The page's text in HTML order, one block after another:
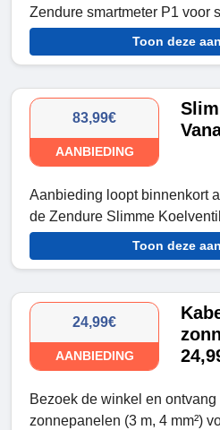
Zendure smartmeter P1 voor
Toon deze
83,99€
AANBIEDING
Aanbieding loopt binnenkort
de Zendure Slimme
Toon deze
24,99€
AANBIEDING
Bezoek de winkel en
zonnepanelen (3 m, 4 mm²)